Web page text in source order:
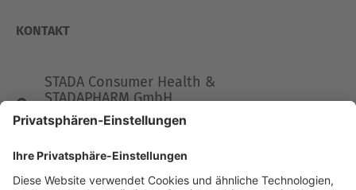
KONTAKT
STADA Consumer Health &
STADAPHARM GmbH
Stadastraße 2-18
61118 Bad Vilbel
Telefon 06101 603-0